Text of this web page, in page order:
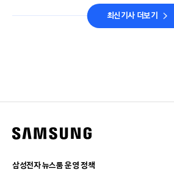
최신기사 더보기
삼성전자 뉴스룸 운영 정책